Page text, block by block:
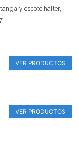
VER PRODUCTOS
VER PRODUCTOS